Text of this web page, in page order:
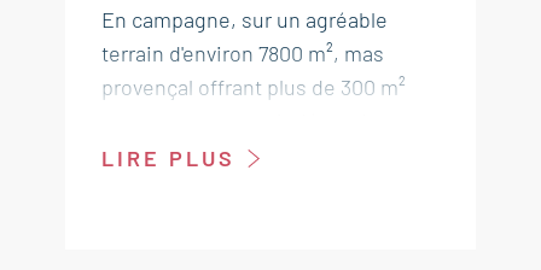
En campagne, sur un agréable
terrain d'environ 7800 m², mas
provençal offrant plus de 300 m²
plus de 430 m² de dépendances.
LIRE PLUS